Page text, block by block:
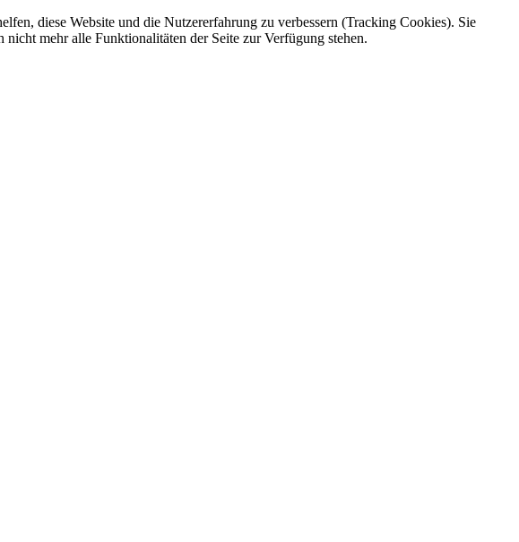
diese Website und die Nutzererfahrung zu verbessern (Tracking Cookies). Sie
mehr alle Funktionalitäten der Seite zur Verfügung stehen.